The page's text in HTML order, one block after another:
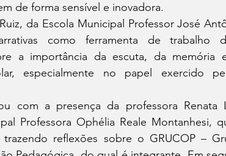
de forma sensível e inovadora.
da Escola Municipal Professor José
como ferramenta de trabalho
a importância da escuta, da memória
especialmente no papel exercido
com a presença da professora Renata
Professora Ophélia Reale Montanhesi,
reflexões sobre o GRUCOP –